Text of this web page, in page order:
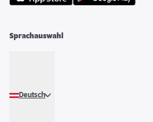
Sprachauswahl
Deutsch